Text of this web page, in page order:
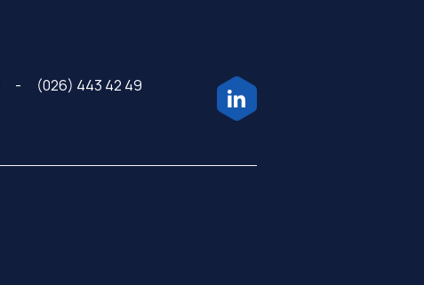
(026) 443 42 49